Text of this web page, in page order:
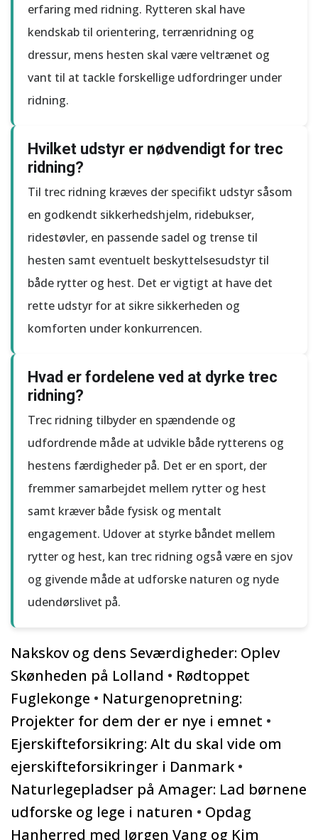
erfaring med ridning. Rytteren skal have
kendskab til orientering, terrænridning og
dressur, mens hesten skal være veltrænet og
vant til at tackle forskellige udfordringer under
ridning.
Hvilket udstyr er nødvendigt for trec
ridning?
Til trec ridning kræves der specifikt udstyr såsom
en godkendt sikkerhedshjelm, ridebukser,
ridestøvler, en passende sadel og trense til
hesten samt eventuelt beskyttelsesudstyr til
både rytter og hest. Det er vigtigt at have det
rette udstyr for at sikre sikkerheden og
komforten under konkurrencen.
Hvad er fordelene ved at dyrke trec
ridning?
Trec ridning tilbyder en spændende og
udfordrende måde at udvikle både rytterens og
hestens færdigheder på. Det er en sport, der
fremmer samarbejdet mellem rytter og hest
samt kræver både fysisk og mentalt
engagement. Udover at styrke båndet mellem
rytter og hest, kan trec ridning også være en sjov
og givende måde at udforske naturen og nyde
udendørslivet på.
Nakskov og dens Seværdigheder: Oplev
Skønheden på Lolland • Rødtoppet
Fuglekonge • Naturgenopretning:
Projekter for dem der er nye i emnet •
Ejerskifteforsikring: Alt du skal vide om
ejerskifteforsikringer i Danmark •
Naturlegepladser på Amager: Lad børnene
udforske og lege i naturen • Opdag
Hanherred med Jørgen Vang og Kim